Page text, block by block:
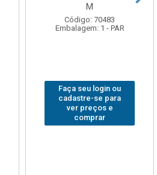
M
Código: 70483
Embalagem: 1 - PAR
Faça seu login ou
cadastre-se para
ver preços e
comprar